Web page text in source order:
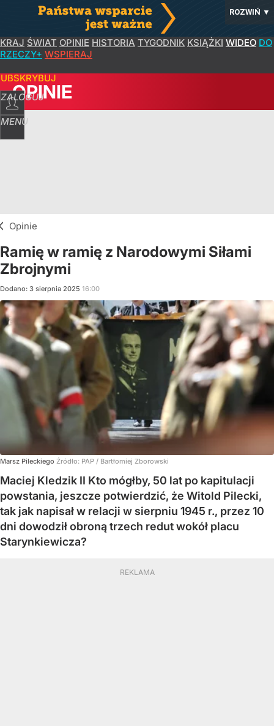
ROZWIŃ ▼
KRAJ ŚWIAT OPINIE HISTORIA TYGODNIK KSIĄŻKI WIDEO DO
RZECZY+ WSPIERAJ
ZALOGUJ
MENU
OPINIE
Opinie
Ramię w ramię z Narodowymi Siłami
Zbrojnymi
Dodano: 3 sierpnia 2025 16:00
Marsz Pileckiego Źródło: PAP / Bartłomiej Zborowski
Maciej Kledzik II Kto mógłby, 50 lat po kapitulacji
powstania, jeszcze potwierdzić, że Witold Pilecki,
tak jak napisał w relacji w sierpniu 1945 r., przez 10
dni dowodził obroną trzech redut wokół placu
Starynkiewicza?